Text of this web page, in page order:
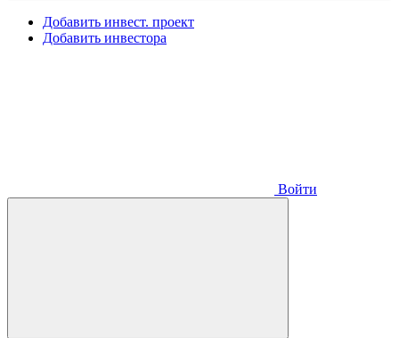
Добавить инвест. проект
Добавить инвестора
Войти